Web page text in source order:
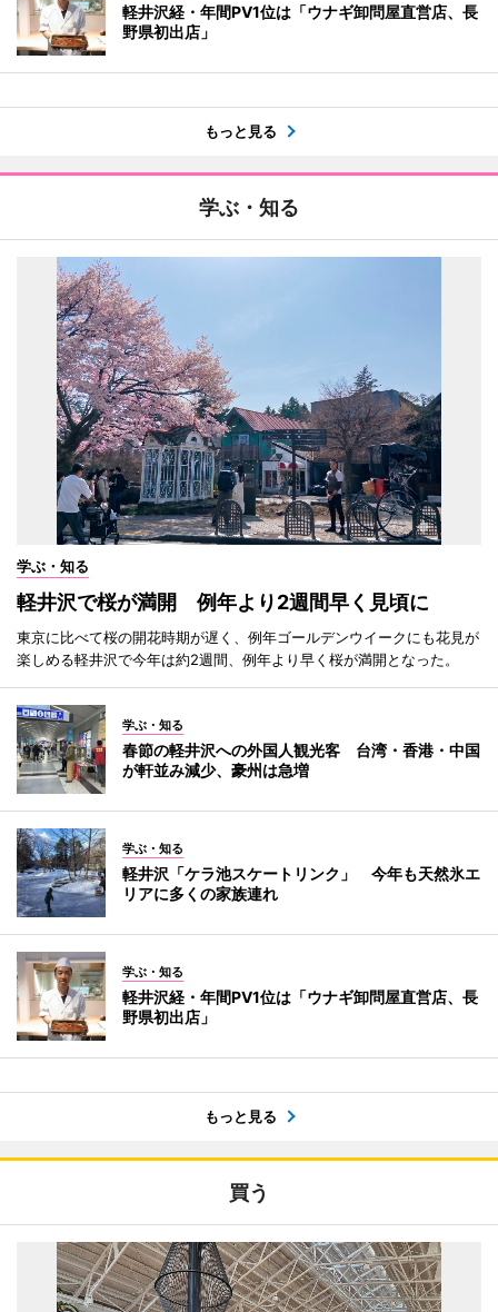
軽井沢経・年間PV1位は「ウナギ卸問屋直営店、長
野県初出店」
もっと見る
学ぶ・知る
学ぶ・知る
軽井沢で桜が満開 例年より2週間早く見頃に
東京に比べて桜の開花時期が遅く、例年ゴールデンウイークにも花見が
楽しめる軽井沢で今年は約2週間、例年より早く桜が満開となった。
学ぶ・知る
春節の軽井沢への外国人観光客 台湾・香港・中国
が軒並み減少、豪州は急増
学ぶ・知る
軽井沢「ケラ池スケートリンク」 今年も天然氷エ
リアに多くの家族連れ
学ぶ・知る
軽井沢経・年間PV1位は「ウナギ卸問屋直営店、長
野県初出店」
もっと見る
買う